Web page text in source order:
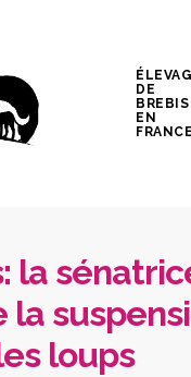
DE
BREBIS
EN
FRANCE
la
la
loups